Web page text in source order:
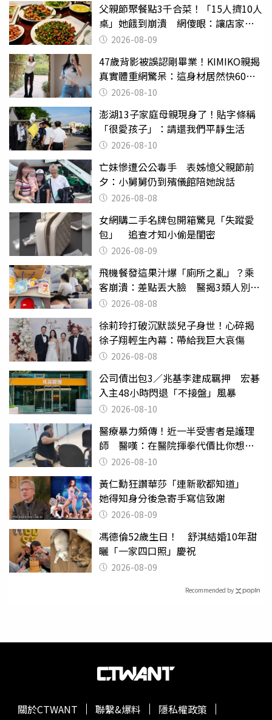
父親節聚餐點3千合菜！「15人擠10人
桌」她餓到崩潰 網傻眼：讓店家看
笑話2026-08-09
47歲背影被誤認剛畢業！KIMIKO親揭
真實體重網驚呆：這身材居然快60公
斤？2026-08-10
澎湖13子家庭母親現身了！貼字條稱
「很愛孩子」：請還我們平靜生活
2026-08-10
亡妹慘遭公公毒手 表姊憶父親節前
夕：小舅舅仍到殯儀館陪她說話
2026-08-08
女網購二手名牌包開箱驚見「失蹤愛
包」 追查才知小偷是閨密
2026-08-09
飛機餐發這果汁爆「廁所之亂」？乘
客崩潰：差點丟大臉 醫揭3類人別亂
喝 2026-08-08
徐莉玲打破沉默談兒子身世！心碎揭
徐子翔輕生內幕：帶給我巨大哀傷
2026-08-08
公司債出包3／兆基李建成羈押 宏碁
入主48小時閃退「不接盤」風暴
2026-08-10
醫療暴力頻傳！近一半受害者是護理
師 醫嘆：在醫院揮拳代價比你想像
的還要大
2026-08-10
黃仁勳狂讚華莎「連新歌都知道」
她得知身分後急寄手寫信致謝
2026-08-09
馮德倫52歲生日！ 舒淇結婚10年甜
曬「一家四口照」慶祝
2026-08-09
Recommended by
關於CTWANT 聯繫&爆料 隱私權政策